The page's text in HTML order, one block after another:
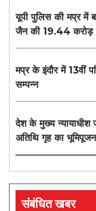
यूपी पुलिस की मप्र में
जैन की 19.44 करोड़
मप्र के इंदौर में 13वीं
सम्पन्न
देश के मुख्य न्यायाधीश
अतिथि गृह का भूमिपूजन
संबंधित खबर